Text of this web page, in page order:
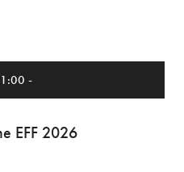
-
EFF 2026